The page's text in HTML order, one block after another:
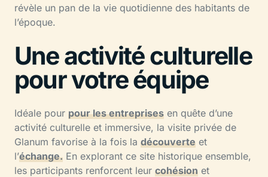
révèle un pan de la vie quotidienne des habitants de
l’époque.
Une activité culturelle
pour votre équipe
Idéale pour pour les entreprises en quête d’une
activité culturelle et immersive, la visite privée de
Glanum favorise à la fois la découverte et
l’échange. En explorant ce site historique ensemble,
les participants renforcent leur cohésion et